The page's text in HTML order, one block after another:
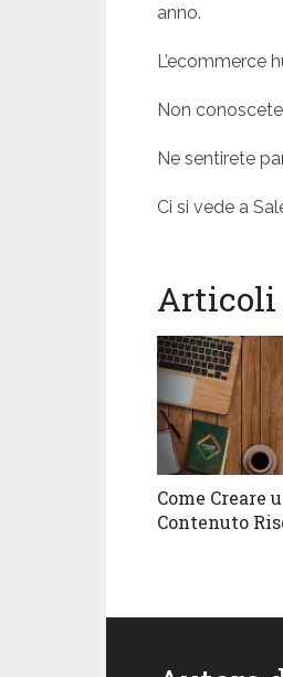
anno.
L’ecommerce
Non
Ne sentirete
Ci si vede a
Articoli
Come Creare
Contenuto